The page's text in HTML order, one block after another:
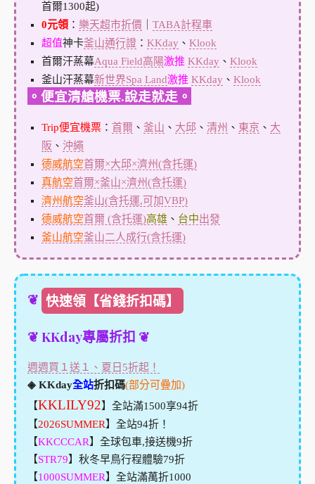
首爾1300起)
0元領： 樂天超市折價
TABA計程車
超值神卡釜山通行證： KKday 、 Klook
首爾汗蒸幕Aqua Field高陽激推 KKday 、 Klook
釜山汗蒸幕新世界Spa Land激推 KKday 、 Klook
。便宜清艙機票.說走就走。
Trip便宜機票： 首爾 、 釜山 、 大邱 、 清州 、 東京 、 大
阪 、 沖繩
德威航空首爾×大邱×濟州(含托運)
真航空首爾×釜山×濟州(含托運)
濟州航空釜山(含托運,可加VBP)
德威航空首爾 (含托運)高雄 、 台中出發
釜山航空釜山二人成行(含托運)
❦ 快速領【省錢折扣碼】
❦ KKday專屬折扣 ❦
週週買１送１、夏日5折起！
◈ KKday全站折扣碼(部分可疊加)
【KKLILY92】全站滿1500享94折
【2026SUMMER】全站94折！
【KKCCCAR】全球包車,接送機9折
【STR79】秋冬早鳥行程體驗79折
【1000SUMMER】全站滿萬折1000